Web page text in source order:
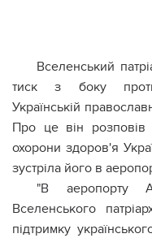
Вселенський
тиск з боку
Українській
Про це він розповів
охорони здоров'я
зустріла його в
"В аеропорту
Вселенського
підтримку